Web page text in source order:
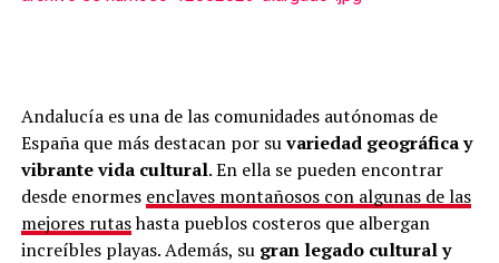
Andalucía es una de las comunidades autónomas de
España que más destacan por suvariedad geográfica y
vibrante vida cultural. En ella se pueden encontrar
desde enormes enclaves montañosos con algunas de las
mejores rutashasta pueblos costeros que albergan
increíbles playas. Además, su gran legado cultural y